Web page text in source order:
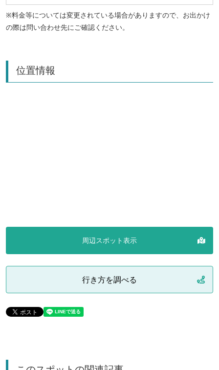
※料金等については変更されている場合がありますので、お出かけ
の際は問い合わせ先にご確認ください。
位置情報
周辺スポット表示
行き方を調べる